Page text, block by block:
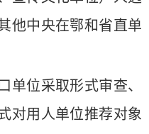
他中央在鄂和省直单
位采取形式审查、
对用人单位推荐对象